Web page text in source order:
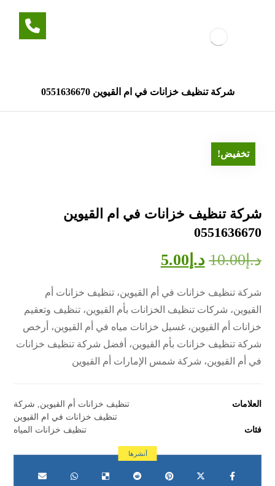
شركة تنظيف خزانات في ام القيوين 0551636670
تخفيض!
شركة تنظيف خزانات في ام القيوين
0551636670
د.إ10.00 د.إ 5.00
شركة تنظيف خزانات في أم القيوين، تنظيف خزانات أم
القيوين، شركات تنظيف الخزانات بأم القيوين، تنظيف وتعقيم
خزانات أم القيوين، غسيل خزانات مياه في أم القيوين، أرخص
شركة تنظيف خزانات بأم القيوين، أفضل شركة تنظيف خزانات
في أم القيوين، شركة شمس الإمارات أم القيوين
العلامات تنظيف خزانات أم القيوين
شركة
تنظيف خزانات في ام القيوين
فئات
تنظيف خزانات المياه